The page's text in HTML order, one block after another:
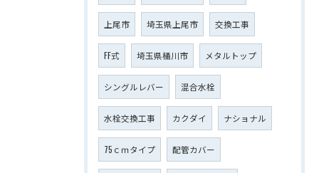
上尾市 埼玉県上尾市 交換工事
FF式 埼玉県桶川市 メタルトップ
シングルレバー 混合水栓
水栓交換工事 カクダイ ナショナル
75ｃｍタイプ 配管カバー